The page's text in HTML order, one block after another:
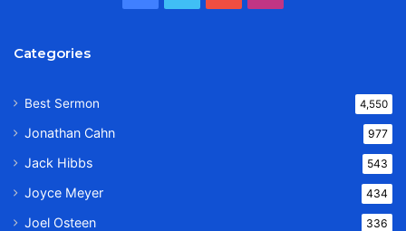
Categories
Best Sermon 4,550
Jonathan Cahn 977
Jack Hibbs 543
Joyce Meyer 434
Joel Osteen 336